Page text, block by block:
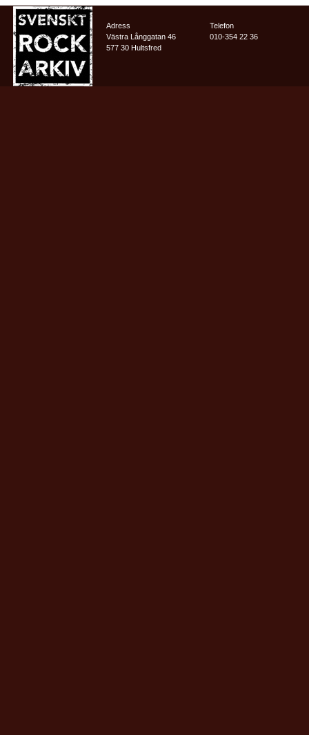
Adress
Västra Långgatan 46
577 30 Hultsfred
Telefon
010-354 22 36